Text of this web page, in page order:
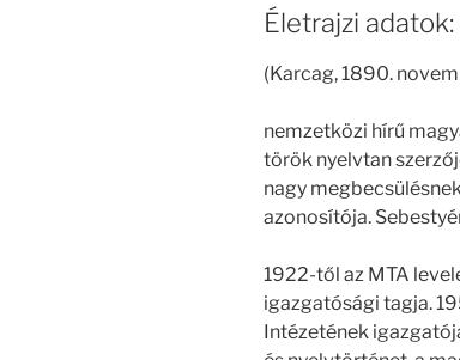
Életrajzi adatok:
(Karcag, 1890.
nemzetközi hírű
török nyelvtan
nagy
azonosítója.
1922-től az MTA
igazgatósági tagja.
Intézetének